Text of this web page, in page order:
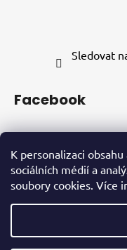
K personalizaci
sociálních médií a
soubory cookies. Více
Sledovat
Facebook